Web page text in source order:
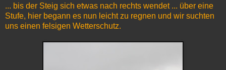
... bis der Steig sich etwas nach rechts wendet ... über eine
Stufe, hier begann es nun leicht zu regnen und wir suchten
uns einen felsigen Wetterschutz.